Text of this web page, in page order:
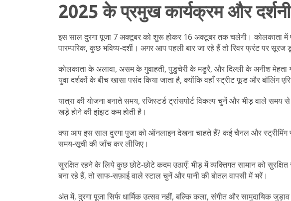
2025 के प्रमुख कार्यक्रम और
इस साल दुरगा पूजा 7 अक्टूबर को शुरू होकर 16 अक्टूबर तक चलेगी। कोलकाता में
पारम्परिक, कुछ भविष्य‑दर्शी। अगर आप पहली बार जा रहे हैं तो रिवर फ्रंट पर
कोलकाता के अलावा, असम के गुवाहती, पुडुचेरी के मडुरै, और दिल्ली के अनीश मेहता
युवा दर्शकों के बीच खासा पसंद किया जाता है, क्योंकि वहाँ स्ट्रीट फूड और बॉलिंग
यात्रा की योजना बनाते समय, रजिस्टर्ड ट्रांसपोर्ट विकल्प चुनें और भीड़
खड़े होने की झंझट कम होती है।
क्या आप इस साल दुरगा पुजा को ऑनलाइन देखना चाहते हैं? कई चैनल और
समय‑सूची की जाँच कर लीजिए।
सुरक्षित रहने के लिये कुछ छोटे‑छोटे कदम उठाएँ: भीड़ में व्यक्तिगत सामान को
बना रहे हैं, तो साफ‑सफ़ाई वाले स्टाल चुनें और पानी की बोतल वापसी में भरें।
अंत में, दुरगा पूजा सिर्फ धार्मिक उत्सव नहीं, बल्कि कला, संगीत और सामुदायिक